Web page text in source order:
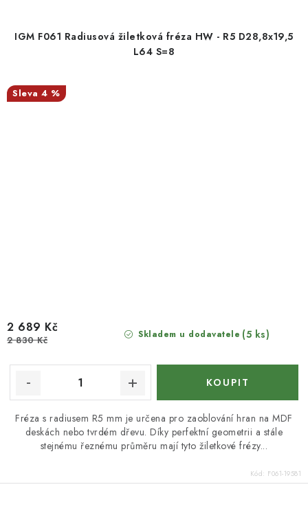
IGM F061 Radiusová žiletková fréza HW - R5 D28,8x19,5
L64 S=8
4 %
Skladem u dodavatele (5 ks)
2 689 Kč
2 830 Kč
Fréza s radiusem R5 mm je určena pro zaoblování hran na MDF
deskách nebo tvrdém dřevu. Díky perfektní geometrii a stále
stejnému řeznému průměru mají tyto žiletkové frézy...
Kód: F061-19581